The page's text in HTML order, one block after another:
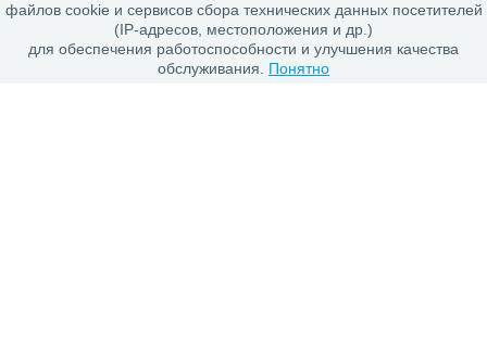
файлов cookie и сервисов сбора технических данных посетителей
(IP-адресов, местоположения и др.)
для обеспечения работоспособности и улучшения качества
обслуживания. Понятно
пр. Никольский 15, офис 212
Каталог